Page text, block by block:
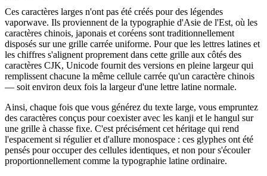
Ces caractères larges n'ont pas été créés pour des légendes
vaporwave. Ils proviennent de la typographie d'Asie de l'Est, où les
caractères chinois, japonais et coréens sont traditionnellement
disposés sur une grille carrée uniforme. Pour que les lettres latines et
les chiffres s'alignent proprement dans cette grille aux côtés des
caractères CJK, Unicode fournit des versions en pleine largeur qui
remplissent chacune la même cellule carrée qu'un caractère chinois
— soit environ deux fois la largeur d'une lettre latine normale.
Ainsi, chaque fois que vous générez du texte large, vous empruntez
des caractères conçus pour coexister avec les kanji et le hangul sur
une grille à chasse fixe. C'est précisément cet héritage qui rend
l'espacement si régulier et d'allure monospace : ces glyphes ont été
pensés pour occuper des cellules identiques, et non pour s'écouler
proportionnellement comme la typographie latine ordinaire.